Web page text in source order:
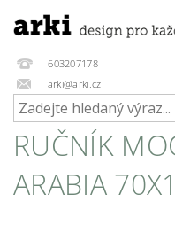
603207178
arki@arki.cz
RUČNÍK
ARABIA